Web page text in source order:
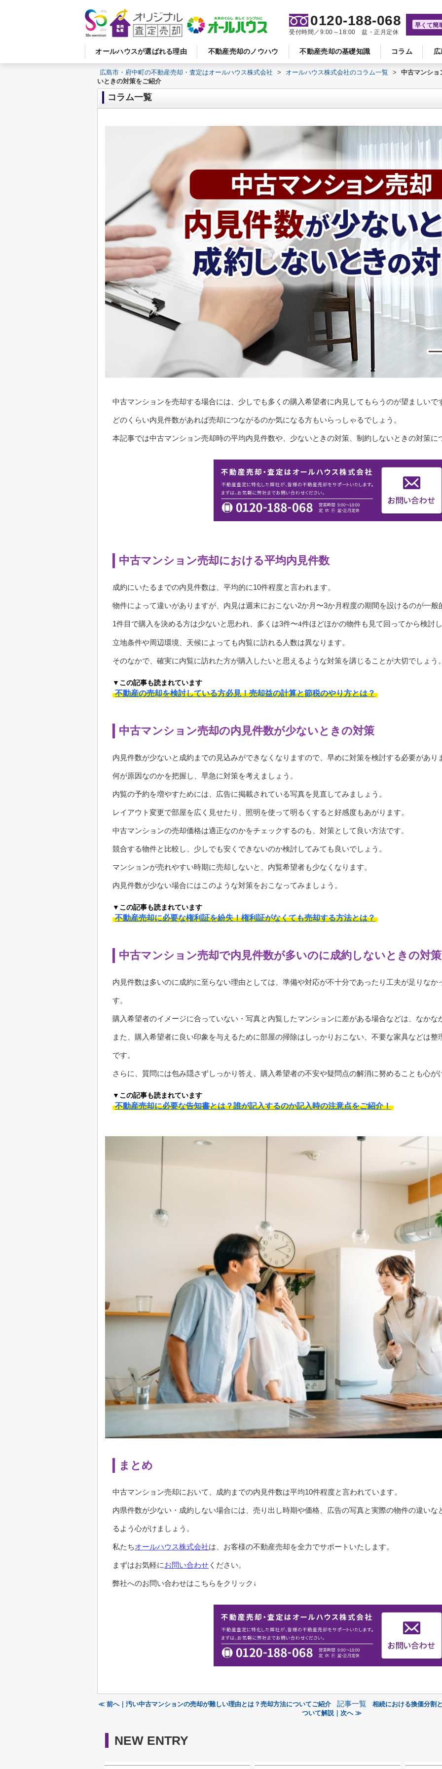
オールハウスが選ばれる理由 不動産売却のノウハウ 不動産売却の基礎知識 コラム
0120-188-068
受付時間／9:00～18:00 盆・正月定休
早くて簡
広島市・府中町の不動産売却・査定はオールハウス株式会社 > オールハウス株式会社のコラム一覧 >
中古マンショ
いときの対策をご紹介
コラム一覧
中古マンションを売却する場合には、少しでも多くの購入希望者に内見してもらうのが望ましいで
どのくらい内見件数があれば売却につながるのか気になる方もいらっしゃるでしょう。
本記事では中古マンション売却時の平均内見件数や、少ないときの対策、制約しないときの対策に
中古マンション売却における平均内見件数
成約にいたるまでの内見件数は、平均的に10件程度と言われます。
物件によって違いがありますが、内見は週末におこない2か月〜3か月程度の期間を設けるのが一般
1件目で購入を決める方は少ないと思われ、多くは3件〜4件ほどほかの物件も見て回ってから検討
立地条件や周辺環境、天候によっても内覧に訪れる人数は異なります。
そのなかで、確実に内覧に訪れた方が購入したいと思えるような対策を講じることが大切でしょう
▼この記事も読まれています
不動産の売却を検討している方必見！売却益の計算と節税のやり方とは？
中古マンション売却の内見件数が少ないときの対策
内見件数が少ないと成約までの見込みができなくなりますので、早めに対策を検討する必要があり
何が原因なのかを把握し、早急に対策を考えましょう。
内覧の予約を増やすためには、広告に掲載されている写真を見直してみましょう。
レイアウト変更で部屋を広く見せたり、照明を使って明るくすると好感度もあがります。
中古マンションの売却価格は適正なのかをチェックするのも、対策として良い方法です。
競合する物件と比較し、少しでも安くできないのか検討してみても良いでしょう。
マンションが売れやすい時期に売却しないと、内覧希望者も少なくなります。
内見件数が少ない場合にはこのような対策をおこなってみましょう。
▼この記事も読まれています
不動産売却に必要な権利証を紛失！権利証がなくても売却する方法とは？
中古マンション売却で内見件数が多いのに成約しないときの対策
内見件数は多いのに成約に至らない理由としては、準備や対応が不十分であったり工夫が足りな
す。
購入希望者のイメージに合っていない・写真と内覧したマンションに差がある場合などは、なかな
また、購入希望者に良い印象を与えるために部屋の掃除はしっかりおこない、不要な家具などは
です。
さらに、質問には包み隠さずしっかり答え、購入希望者の不安や疑問点の解消に努めることも心が
▼この記事も読まれています
不動産売却に必要な告知書とは？誰が記入するのか記入時の注意点をご紹介！
まとめ
中古マンション売却において、成約までの内見件数は平均10件程度と言われています。
内県件数が少ない・成約しない場合には、売り出し時期や価格、広告の写真と実際の物件の違い
るよう心がけましょう。
私たちオールハウス株式会社は、お客様の不動産売却を全力でサポートいたします。
まずはお気軽にお問い合わせ ください。
弊社へのお問い合わせはこちらをクリック↓
≪ 前へ｜汚い中古マンションの売却が難しい理由とは？売却方法についてご紹介 記事一覧
相続における換価分割
ついて解説｜次へ ≫
NEW ENTRY